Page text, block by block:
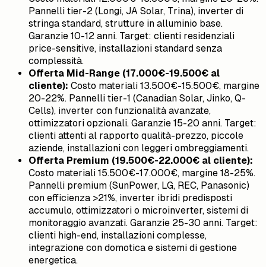
Pannelli tier-2 (Longi, JA Solar, Trina), inverter di
stringa standard, strutture in alluminio base.
Garanzie 10-12 anni. Target: clienti residenziali
price-sensitive, installazioni standard senza
complessità.
Offerta Mid-Range (17.000€-19.500€ al
cliente): Costo materiali 13.500€-15.500€, margine
20-22%. Pannelli tier-1 (Canadian Solar, Jinko, Q-
Cells), inverter con funzionalità avanzate,
ottimizzatori opzionali. Garanzie 15-20 anni. Target:
clienti attenti al rapporto qualità-prezzo, piccole
aziende, installazioni con leggeri ombreggiamenti.
Offerta Premium (19.500€-22.000€ al cliente):
Costo materiali 15.500€-17.000€, margine 18-25%.
Pannelli premium (SunPower, LG, REC, Panasonic)
con efficienza >21%, inverter ibridi predisposti
accumulo, ottimizzatori o microinverter, sistemi di
monitoraggio avanzati. Garanzie 25-30 anni. Target:
clienti high-end, installazioni complesse,
integrazione con domotica e sistemi di gestione
energetica.